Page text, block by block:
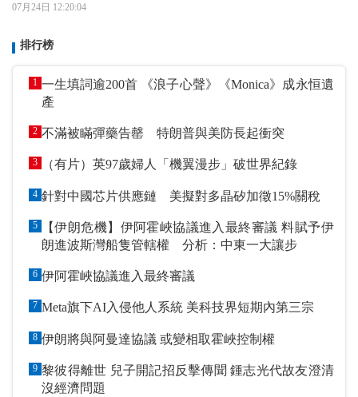
07月24日 12:20:04
排行榜
1 一生填詞逾200首 《浪子心聲》《Monica》成永恒遺
產
2 不滿被瞞彈藥告罄 特朗普與美防長起衝突
3 （有片）英97歲婦人「機翼漫步」破世界紀錄
4 針對中國芯片供應鏈 美擬對多晶矽加徵15%關稅
5
【伊朗危機】伊阿霍峽協議進入最終審議 料賦予伊
朗進波斯灣船隻管轄權 分析：中東一大讓步
6 伊阿霍峽協議進入最終審議
7 Meta旗下AI入侵他人系統 美科技界短期內第三宗
8 伊朗將與阿曼達協議 或變相取霍峽控制權
9 黎彼得離世 兒子開記招反擊傳聞 鍾志光代故友澄清
沒經濟問題